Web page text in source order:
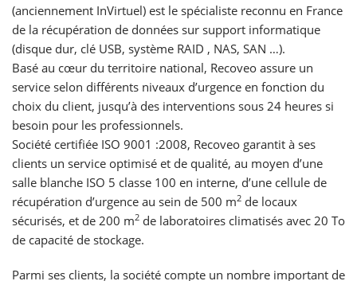
(anciennement InVirtuel) est le spécialiste reconnu en France
de la récupération de données sur support informatique
(disque dur, clé USB, système RAID , NAS, SAN …).
Basé au cœur du territoire national, Recoveo assure un
service selon différents niveaux d’urgence en fonction du
choix du client, jusqu’à des interventions sous 24 heures si
besoin pour les professionnels.
Société certifiée ISO 9001 :2008, Recoveo garantit à ses
clients un service optimisé et de qualité, au moyen d’une
salle blanche ISO 5 classe 100 en interne, d’une cellule de
récupération d’urgence au sein de 500 m2 de locaux
sécurisés, et de 200 m2 de laboratoires climatisés avec 20 To
de capacité de stockage.
Parmi ses clients, la société compte un nombre important de